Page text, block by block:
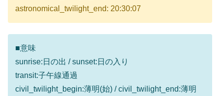
astronomical_twilight_end: 20:30:07
■意味
sunrise:日の出 / sunset:日の入り
transit:子午線通過
civil_twilight_begin:薄明(始) / civil_twilight_end:薄明